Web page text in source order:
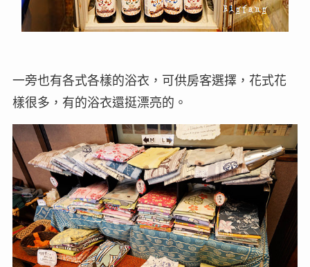
一旁也有各式各樣的浴衣，可供房客選擇，花式花
樣很多，有的浴衣還挺漂亮的。